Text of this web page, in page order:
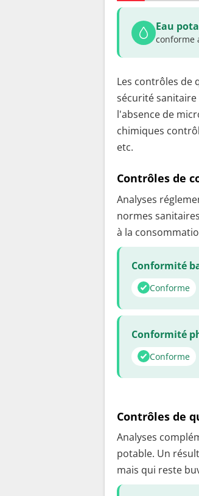
Eau
conforme
Les contrôles de
sécurité
l'absence de
chimiques
etc.
Contrôles de
Analyses
normes
à la
Conformité
Conforme
Conformité
Conforme
Contrôles de
Analyses
potable. Un
mais qui reste